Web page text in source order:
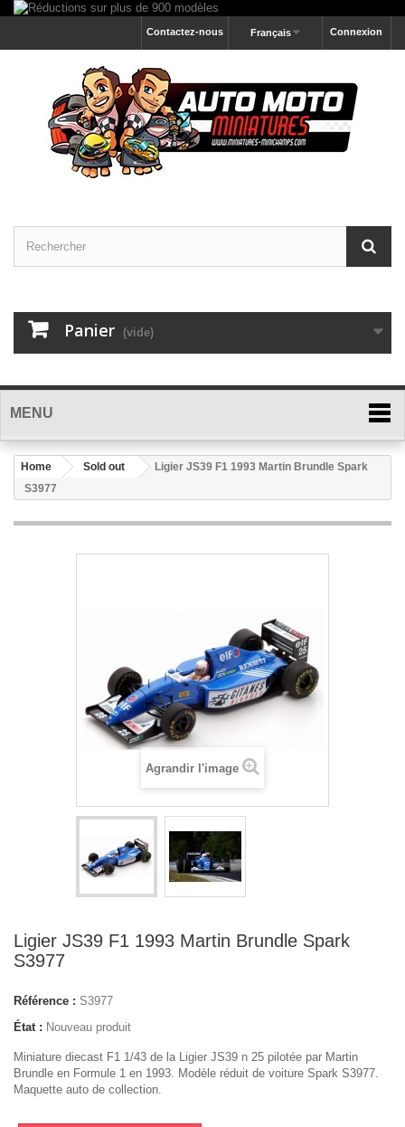
Connexion
Français
Contactez-nous
Panier (vide)
MENU
Home Sold out
Ligier JS39 F1 1993 Martin Brundle Spark
S3977
Agrandir l'image
Ligier JS39 F1 1993 Martin Brundle Spark
S3977
Référence : S3977
État : Nouveau produit
Miniature diecast F1 1/43 de la Ligier JS39 n 25 pilotée par Martin
Brundle en Formule 1 en 1993. Modèle réduit de voiture Spark S3977.
Maquette auto de collection.